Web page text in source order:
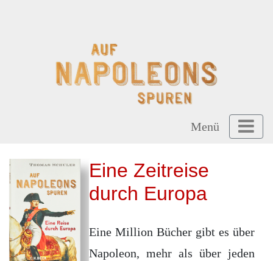
Menü
Eine Zeitreise
durch Europa
Eine Million Bücher gibt es über
Napoleon, mehr als über jeden